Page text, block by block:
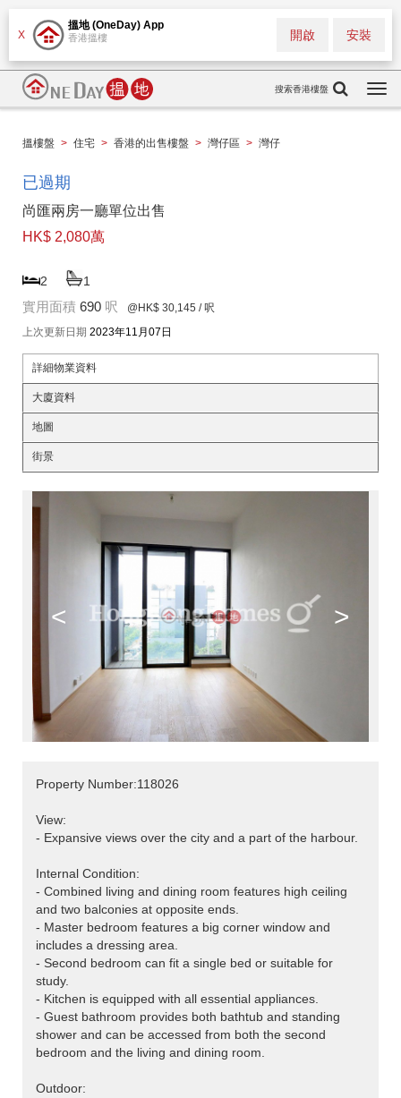
X
搵地 (OneDay) App
香港搵樓 安裝
開啟
搜索香港樓盤
搵樓盤 > 住宅 > 香港的出售樓盤 > 灣仔區 > 灣仔
已過期
尚匯兩房一廳單位出售
HK$ 2,080萬
2 1
實用面積 690 呎 @HK$ 30,145 / 呎
上次更新日期 2023年11月07日
詳細物業資料
大廈資料
地圖
街景
< >
Property Number:118026
View:
- Expansive views over the city and a part of the harbour.
Internal Condition:
- Combined living and dining room features high ceiling
and two balconies at opposite ends.
- Master bedroom features a big corner window and
includes a dressing area.
- Second bedroom can fit a single bed or suitable for
study.
- Kitchen is equipped with all essential appliances.
- Guest bathroom provides both bathtub and standing
shower and can be accessed from both the second
bedroom and the living and dining room.
Outdoor: